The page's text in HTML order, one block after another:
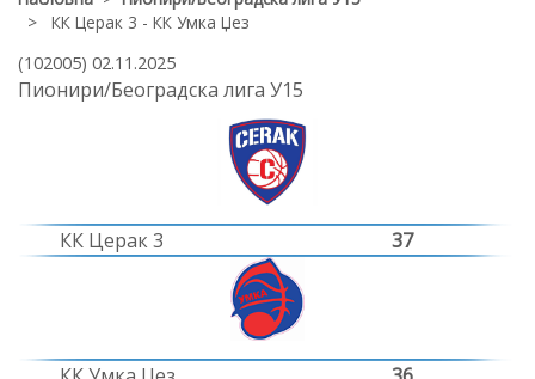
> КК Церак 3 - КК Умка Џез
(102005) 02.11.2025
Пионири/Београдска лига У15
КК Церак 3 37